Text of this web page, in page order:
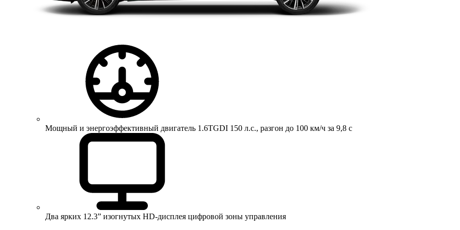
Мощный и энергоэффективный двигатель 1.6TGDI 150 л.с., разгон до 100 км/ч за 9,8 с
Два ярких 12.3” изогнутых HD-дисплея цифровой зоны управления